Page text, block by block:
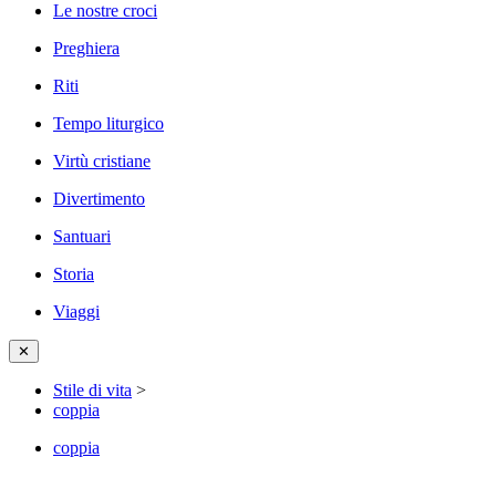
Le nostre croci
Preghiera
Riti
Tempo liturgico
Virtù cristiane
Divertimento
Santuari
Storia
Viaggi
✕
Stile di vita >
coppia
coppia